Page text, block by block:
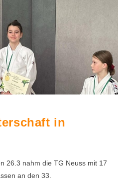
in
26.3 nahm die TG Neuss mit 17
an den 33.